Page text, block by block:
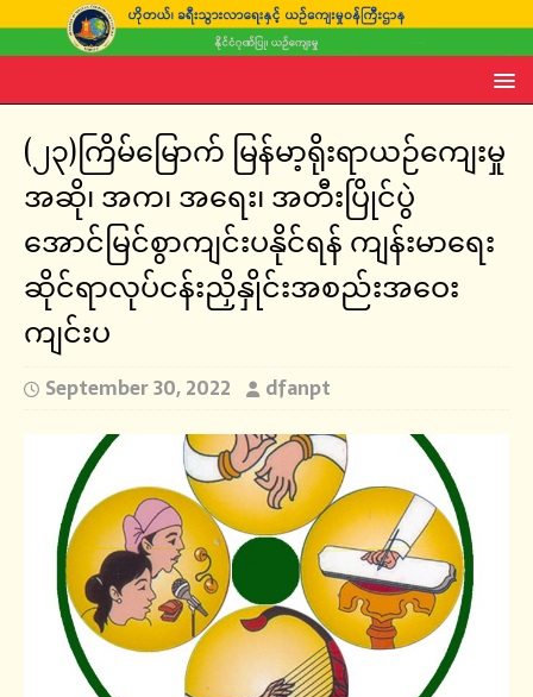
(၂၃)ကြိမ်မြောက် မြန်မာ့ရိုးရာယဉ်ကျေးမှု
အဆို၊ အက၊ အရေး၊ အတီးပြိုင်ပွဲ
အောင်မြင်စွာကျင်းပနိုင်ရန် ကျန်းမာရေး
ဆိုင်ရာလုပ်ငန်းညှိနှိုင်းအစည်းအဝေး
ကျင်းပ
September 30, 2022 dfanpt